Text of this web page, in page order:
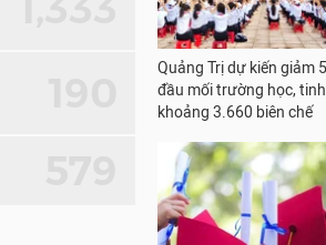
Quảng Trị dự kiến giảm
đầu mối trường học,
khoảng 3.660 biên chế